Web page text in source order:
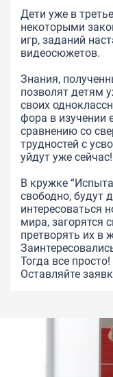
Дети уже в
некоторыми
игр, заданий
видеосюжетов.
Знания,
позволят детям
своих
фора в изучении
сравнению со
трудностей с
уйдут уже сейчас!
В кружке
свободно, будут
мира, загорятся
претворять их в
Тогда все просто!
Оставляйте